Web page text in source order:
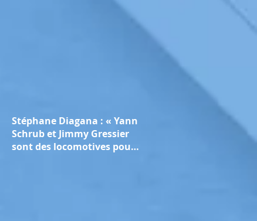
Stéphane Diagana : « Yann
Schrub et Jimmy Gressier
sont des locomotives pour